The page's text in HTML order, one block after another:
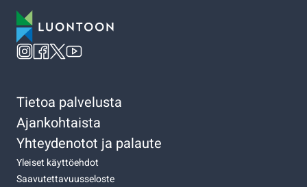
Tietoa palvelusta
Ajankohtaista
Yhteydenotot ja palaute
Yleiset käyttöehdot
Saavutettavuusseloste